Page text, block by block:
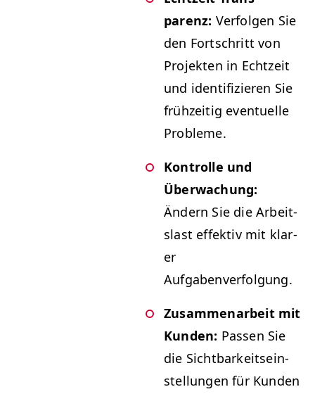
parenz: Ver­fol­gen Sie
den Fortschritt von
Pro­jek­ten in Echtzeit
und iden­ti­fizieren Sie
frühzeit­ig eventuelle
Probleme.
Kon­trolle und
Überwachung:
Ändern Sie die Arbeit­
slast effek­tiv mit klar­
er
Aufgabenverfolgung.
Zusam­me­nar­beit mit
Kun­den: Passen Sie
die Sicht­barkeit­se­in­
stel­lun­gen für Kun­den